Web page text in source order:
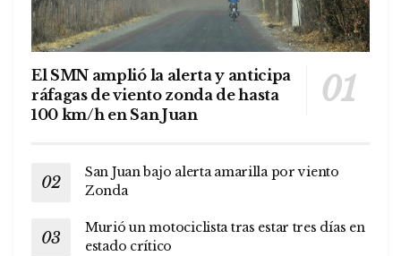
El SMN amplió la alerta y anticipa
ráfagas de viento zonda de hasta
100 km/h en San Juan
San Juan bajo alerta amarilla por viento
Zonda
Murió un motociclista tras estar tres días en
estado crítico